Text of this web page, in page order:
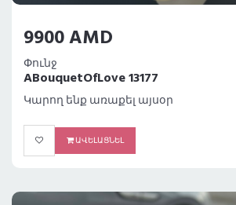
9900 AMD
Փունջ
ABouquetOfLove 13177
Կարող ենք առաքել այսօր
ԱՎԵԼԱՑՆԵԼ